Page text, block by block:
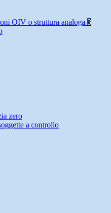
OIV o struttura analoga 3
zero
a controllo